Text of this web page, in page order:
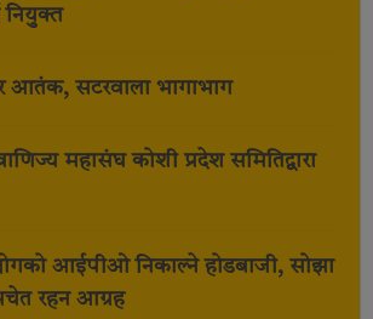
नियुक्त
आतंक, सटरवाला भागाभाग
महासंघ कोशी प्रदेश समितिद्वारा
आईपीओ निकाल्ने होडबाजी, सोझा
रहन आग्रह